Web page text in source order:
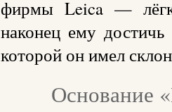
фирмы Leica —
наконец ему
которой он имел
Основание